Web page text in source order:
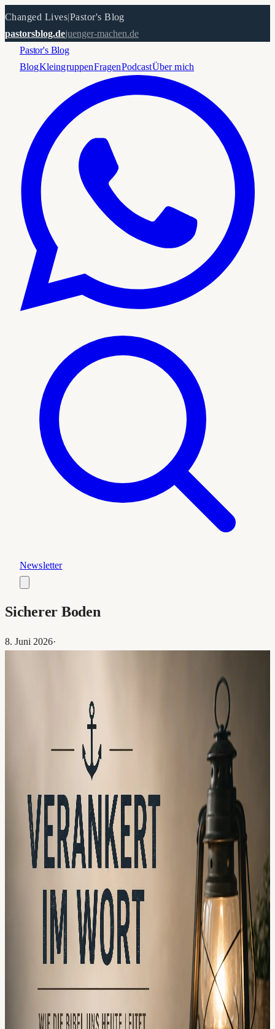
Changed Lives|Pastor's Blog
pastorsblog.dejuenger-machen.de
Pastor's Blog
BlogKleingruppenFragenPodcastÜber mich
Newsletter
Sicherer Boden
8. Juni 2026·